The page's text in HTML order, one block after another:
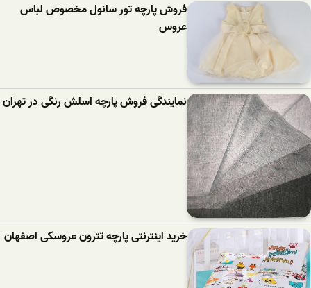
فروش پارچه تور سانول مخصوص لباس
عروس
نمایندگی فروش پارچه اسلش رنگی در تهران
خرید اینترنتی پارچه تترون عروسکی اصفهان